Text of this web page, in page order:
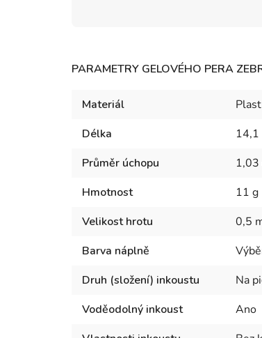
PARAMETRY GELOVÉHO PERA
Materiál
Plast
Délka
14,1
Průměr úchopu
1,03
Hmotnost
11 g
Velikost hrotu
0,5
Barva náplně
Druh (složení) inkoustu
Na
Voděodolný inkoust
Ano